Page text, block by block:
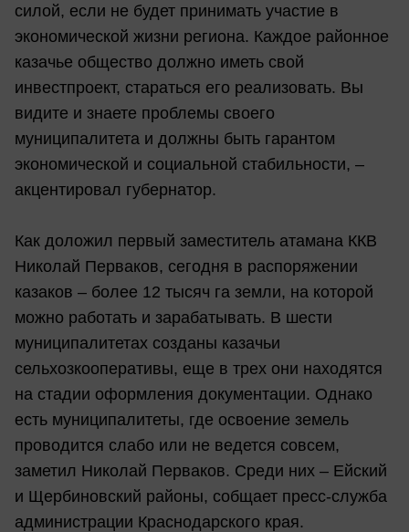
силой, если не будет принимать участие в
экономической жизни региона. Каждое районное
казачье общество должно иметь свой
инвестпроект, стараться его реализовать. Вы
видите и знаете проблемы своего
муниципалитета и должны быть гарантом
экономической и социальной стабильности, –
акцентировал губернатор.
Как доложил первый заместитель атамана ККВ
Николай Перваков, сегодня в распоряжении
казаков – более 12 тысяч га земли, на которой
можно работать и зарабатывать. В шести
муниципалитетах созданы казачьи
сельхозкооперативы, еще в трех они находятся
на стадии оформления документации. Однако
есть муниципалитеты, где освоение земель
проводится слабо или не ведется совсем,
заметил Николай Перваков. Среди них – Ейский
и Щербиновский районы, собщает пресс-служба
администрации Краснодарского края.